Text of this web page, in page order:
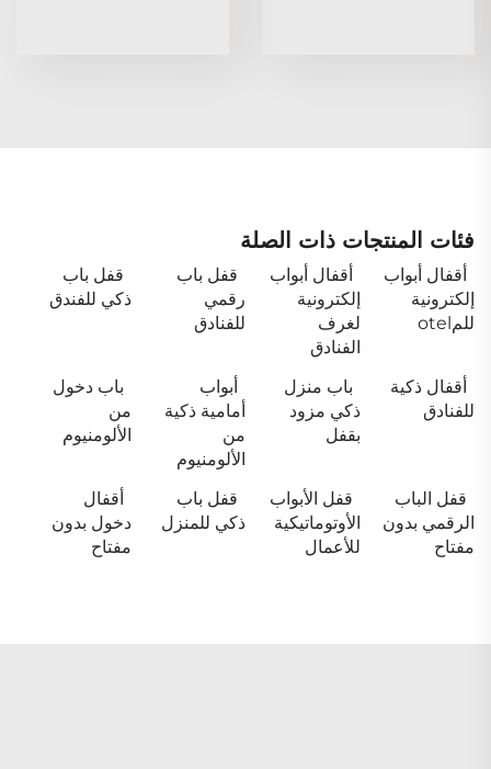
فئات المنتجات ذات الصلة
أقفال أبواب
إلكترونية
للمotel
أقفال أبواب
إلكترونية
لغرف
الفنادق
قفل باب
رقمي
للفنادق
قفل باب
ذكي للفندق
أقفال ذكية
للفنادق
باب منزل
ذكي مزود
بقفل
أبواب
أمامية ذكية
من
الألومنيوم
باب دخول
من
الألومنيوم
قفل الباب
الرقمي بدون
مفتاح
قفل الأبواب
الأوتوماتيكية
للأعمال
قفل باب
ذكي للمنزل
أقفال
دخول بدون
مفتاح